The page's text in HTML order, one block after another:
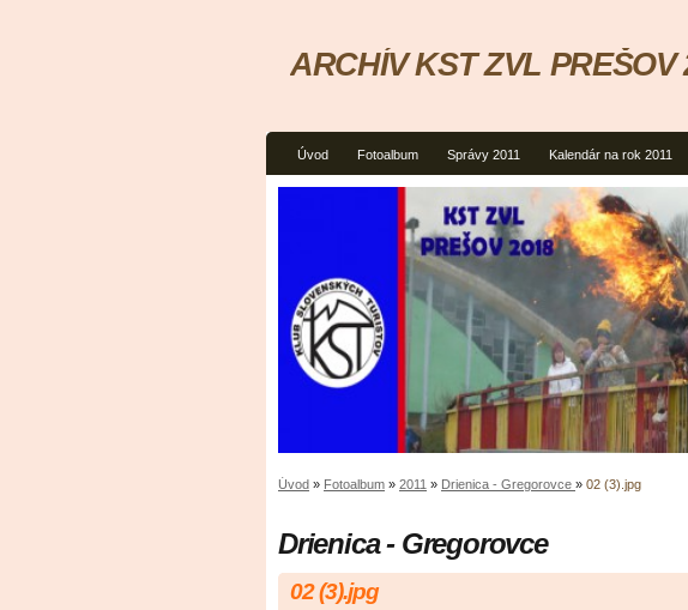
Úvod Fotoalbum Správy 2011 Kalendár na rok 2011
ARCHÍV KST ZVL PREŠOV
Úvod » Fotoalbum » 2011 » Drienica - Gregorovce » 02 (3).jpg
Drienica - Gregorovce
02 (3).jpg